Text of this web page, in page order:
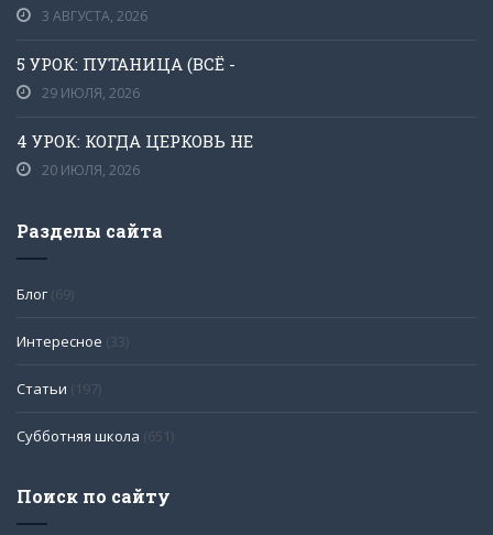
3 АВГУСТА, 2026
5 УРОК: ПУТАНИЦА (ВСЁ -
29 ИЮЛЯ, 2026
4 УРОК: КОГДА ЦЕРКОВЬ НЕ
20 ИЮЛЯ, 2026
Разделы сайта
Блог (69)
Интересное (33)
Статьи (197)
Субботняя школа (651)
Поиск по сайту